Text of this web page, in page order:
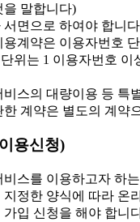
을 말합니다)
서면으로 하여야 합니
계약은 이용자번호
위는 1 이용자번호 이
스의 대량이용 등 특
한 계약은 별도의 계약
용신청)
스를 이용하고자 하
지정한 양식에 따라 온
가입 신청을 해야 합니